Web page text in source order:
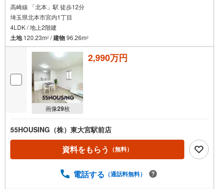
高崎線 「北本」駅 徒歩12分
埼玉県北本市宮内1丁目
4LDK / 地上2階建
土地120.23m2 /建物96.26m2
画像29枚
2,990万円
55HOUSING（株）東大宮駅前店
資料をもらう （無料）
電話する （通話料無料）